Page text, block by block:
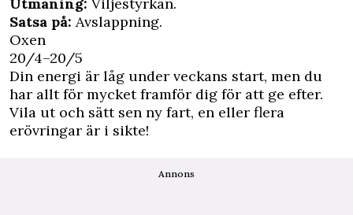
Satsa på: Avslappning.
Oxen
20/4–20/5
Din energi är låg under veckans start, men du
har allt för mycket framför dig för att ge efter.
Vila ut och sätt sen ny fart, en eller flera
erövringar är i sikte!
Annons